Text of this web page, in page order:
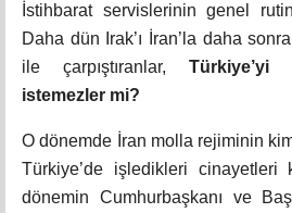
İstihbarat servislerinin genel
Daha dün Irak’ı İran’la daha
ile çarpıştıranlar, Türkiye’yi
istemezler mi?
O dönemde İran molla rejiminin
Türkiye’de işledikleri
dönemin Cumhurbaşkanı ve